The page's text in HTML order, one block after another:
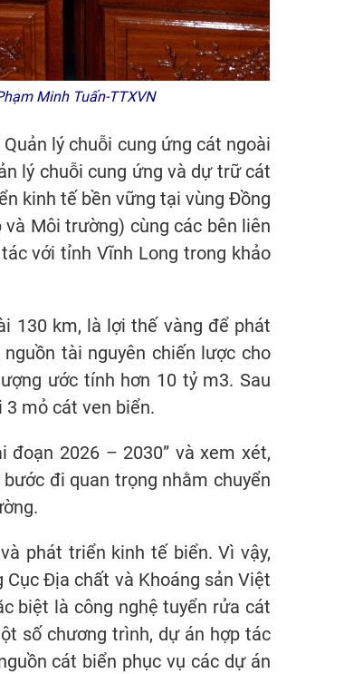
Minh Tuấn-TTXVN
lý chuỗi cung ứng cát ngoài
lý chuỗi cung ứng và dự trữ cát
kinh tế bền vững tại vùng Đồng
Môi trường) cùng các bên liên
với tỉnh Vĩnh Long trong khảo
130 km, là lợi thế vàng để phát
tài nguyên chiến lược cho
ước tính hơn 10 tỷ m3. Sau
mỏ cát ven biển.
đoạn 2026 – 2030” và xem xét,
đi quan trọng nhằm chuyển
phát triển kinh tế biển. Vì vậy,
Địa chất và Khoáng sản Việt
biệt là công nghệ tuyển rửa cát
số chương trình, dự án hợp tác
cát biển phục vụ các dự án